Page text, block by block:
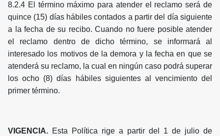
8.2.4 El término máximo para atender el reclamo será de
quince (15) días hábiles contados a partir del día siguiente
a la fecha de su recibo. Cuando no fuere posible atender
el reclamo dentro de dicho término, se informará al
interesado los motivos de la demora y la fecha en que se
atenderá su reclamo, la cual en ningún caso podrá superar
los ocho (8) días hábiles siguientes al vencimiento del
primer término.
VIGENCIA. Esta Política rige a partir del 1 de julio de